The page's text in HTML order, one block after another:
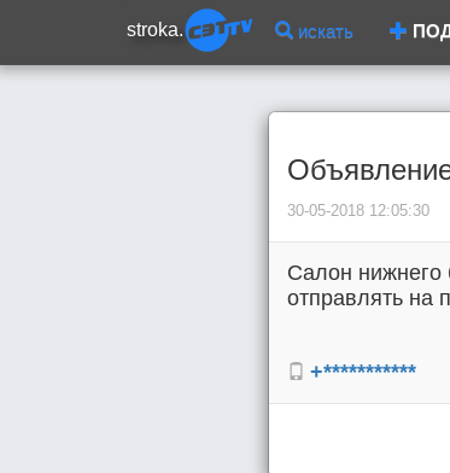
stroka. искать
30-05-2018 12:05:30
Салон нижнего
отправлять на
+***********